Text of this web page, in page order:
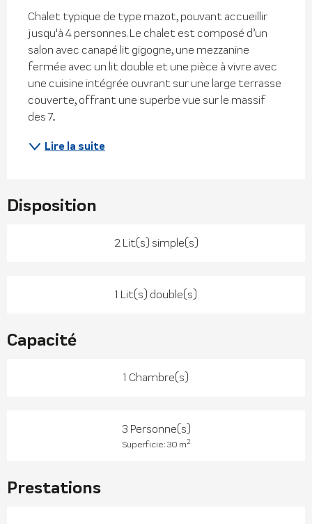
Chalet typique de type mazot, pouvant accueillir
jusqu'à 4 personnes. Le chalet est composé d’un
salon avec canapé lit gigogne, une mezzanine
fermée avec un lit double et une pièce à vivre avec
une cuisine intégrée ouvrant sur une large terrasse
couverte, offrant une superbe vue sur le massif
des 7...
Lire la suite
Disposition
2 Lit(s) simple(s)
1 Lit(s) double(s)
Capacité
1 Chambre(s)
3 Personne(s)
Superficie : 30 m2
Prestations